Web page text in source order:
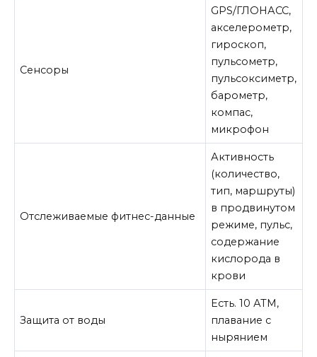
Сенсоры
GPS/ГЛОНАСС,
акселерометр,
гироскоп,
пульсометр,
пульсоксиметр,
барометр,
компас,
микрофон
Отслеживаемые фитнес-данные
Активность
(количество,
тип, маршруты)
в продвинутом
режиме, пульс,
содержание
кислорода в
крови
Защита от воды
Есть. 10 АТМ,
плавание с
нырянием